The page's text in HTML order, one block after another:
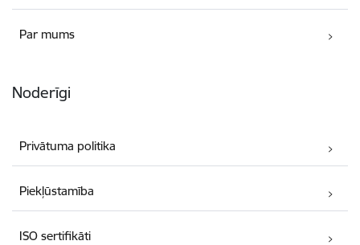
Par mums
Noderīgi
Privātuma politika
Piekļūstamība
ISO sertifikāti